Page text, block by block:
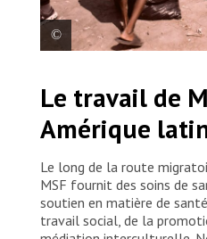
personnes vivant dans les
équipes de promotion de la
des campagnes de
Mexique, 2025. © MSF
Le travail de
Amérique
Le long de la route
MSF fournit des soins de
soutien en matière de
travail social, de la